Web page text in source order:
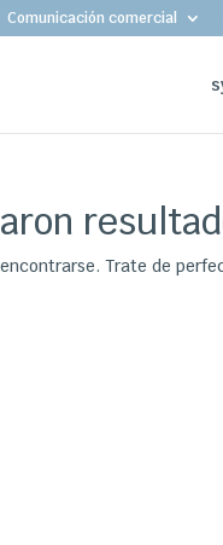
Comunicación comercial
Trate de